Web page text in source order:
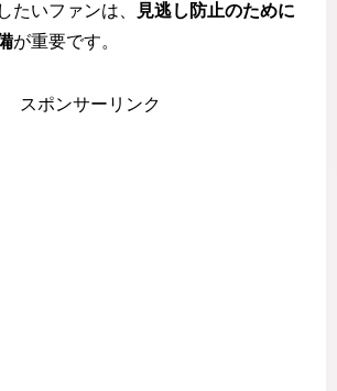
たいファンは、
見逃し防止のために
が重要です。
スポンサーリンク